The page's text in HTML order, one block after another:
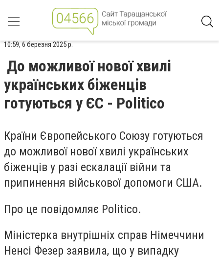
10:59, 6 березня 2025 р.
До можливої нової хвилі
українських біженців
готуються у ЄС - Politico
Країни Європейського Союзу готуються
до можливої нової хвилі українських
біженців у разі ескалації війни та
припинення військової допомоги США.
Про це повідомляє Politico.
Міністерка внутрішніх справ Німеччини
Ненсі Фезер заявила, що у випадку